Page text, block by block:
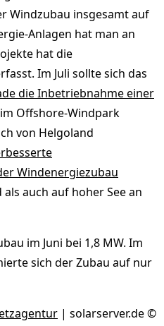
Windzubau insgesamt auf
Anlagen hat man an
hat die
Im Juli sollte sich das
die Inbetriebnahme einer
im Offshore-Windpark
von Helgoland
Windenergiezubau
auch auf hoher See an
im Juni bei 1,8 MW. Im
sich der Zubau auf nur
| solarserver.de ©